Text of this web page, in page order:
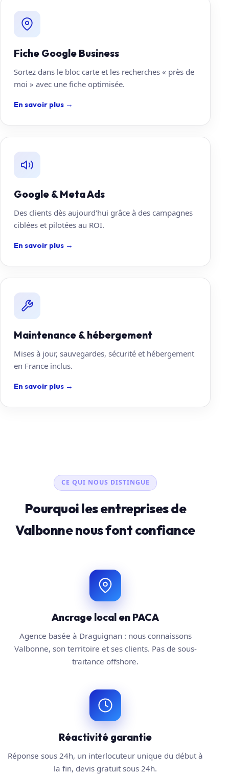
Fiche Google Business
Sortez dans le bloc carte et les recherches « près de
moi » avec une fiche optimisée.
En savoir plus →
Google & Meta Ads
Des clients dès aujourd'hui grâce à des campagnes
ciblées et pilotées au ROI.
En savoir plus →
Maintenance & hébergement
Mises à jour, sauvegardes, sécurité et hébergement
en France inclus.
En savoir plus →
CE QUI NOUS DISTINGUE
Pourquoi les entreprises de
Valbonne nous font confiance
Ancrage local en PACA
Agence basée à Draguignan : nous connaissons
Valbonne, son territoire et ses clients. Pas de sous-
traitance offshore.
Réactivité garantie
Réponse sous 24h, un interlocuteur unique du début à
la fin, devis gratuit sous 24h.